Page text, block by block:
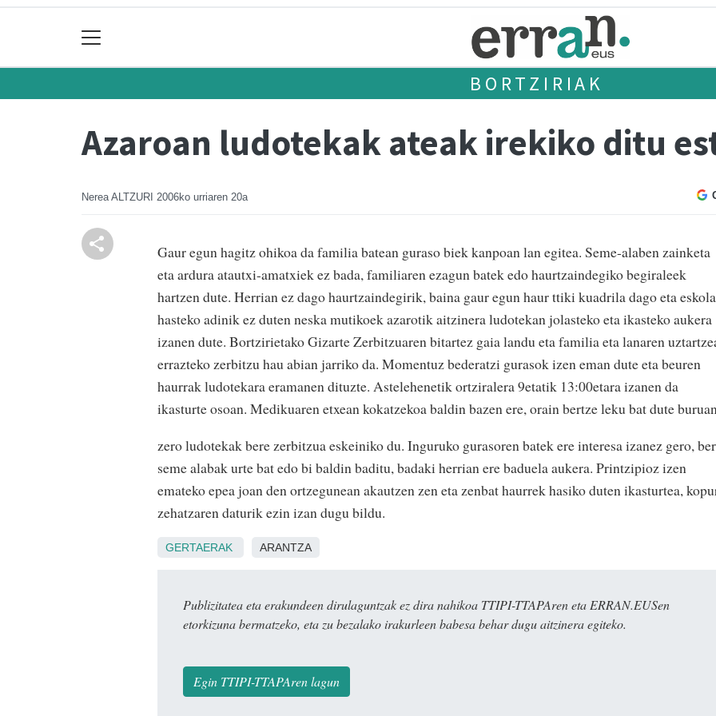
BORTZIRIAK
Azaroan ludotekak ateak irekiko ditu
Nerea ALTZURI 2006ko urriaren 20a
Gaur egun hagitz ohikoa da familia batean guraso biek kanpoan lan egitea. Seme-alaben zainketa
eta ardura atautxi-amatxiek ez bada, familiaren ezagun batek edo haurtzaindegiko begiraleek
hartzen dute. Herrian ez dago haurtzaindegirik, baina gaur egun haur ttiki kuadrila dago eta
hasteko adinik ez duten neska mutikoek azarotik aitzinera ludotekan jolasteko eta ikasteko aukera
izanen dute. Bortzirietako Gizarte Zerbitzuaren bitartez gaia landu eta familia eta lanaren
errazteko zerbitzu hau abian jarriko da. Momentuz bederatzi gurasok izen eman dute eta beuren
haurrak ludotekara eramanen dituzte. Astelehenetik ortziralera 9etatik 13:00etara izanen da
ikasturte osoan. Medikuaren etxean kokatzekoa baldin bazen ere, orain bertze leku bat dute
zero ludotekak bere zerbitzua eskeiniko du. Inguruko gurasoren batek ere interesa izanez gero,
seme alabak urte bat edo bi baldin baditu, badaki herrian ere baduela aukera. Printzipioz izen
emateko epea joan den ortzegunean akautzen zen eta zenbat haurrek hasiko duten ikasturtea,
zehatzaren daturik ezin izan dugu bildu.
GERTAERAK ARANTZA
Publizitatea eta erakundeen dirulaguntzak ez dira nahikoa TTIPI-TTAPAren eta ERRAN.EUSen
etorkizuna bermatzeko, eta zu bezalako irakurleen babesa behar dugu aitzinera egiteko.
Egin TTIPI-TTAPAren lagun